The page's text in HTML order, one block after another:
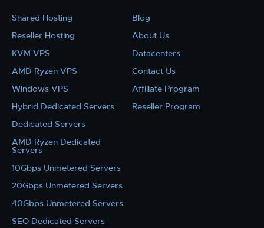
Shared Hosting
Reseller Hosting
KVM VPS
AMD Ryzen VPS
Windows VPS
Hybrid Dedicated Servers
Dedicated Servers
AMD Ryzen Dedicated
Servers
10Gbps Unmetered Servers
20Gbps Unmetered Servers
40Gbps Unmetered Servers
SEO Dedicated Servers
Blog
About Us
Datacenters
Contact Us
Affiliate Program
Reseller Program